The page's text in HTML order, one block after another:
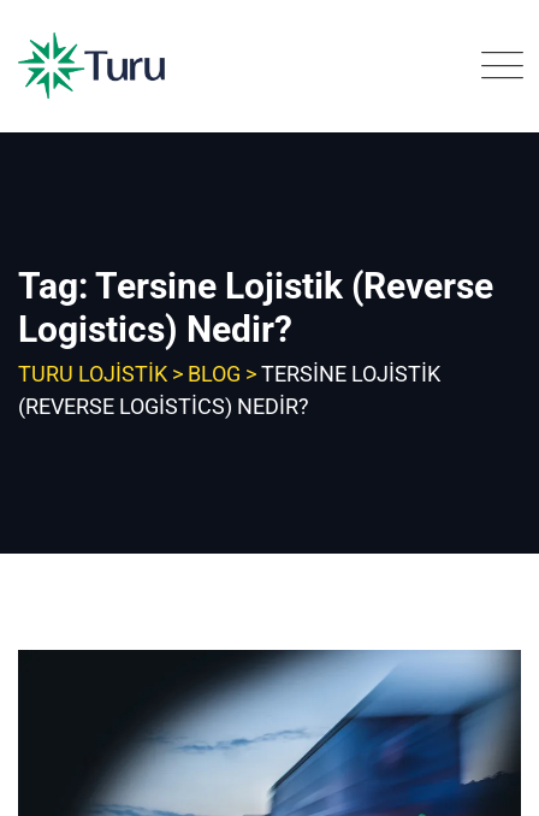
content
Tag: Tersine Lojistik (Reverse
Logistics) Nedir?
TURU LOJISTIK > BLOG >TERSINE LOJISTIK
(REVERSE LOGISTICS) NEDIR?